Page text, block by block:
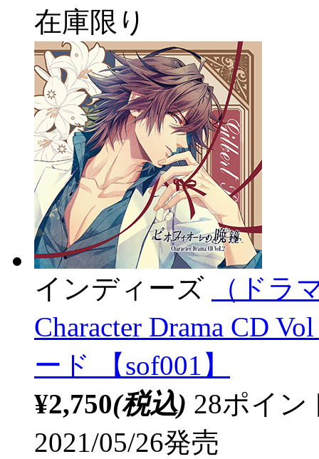
在庫限り
インディーズ
（ドラ
Character Drama CD
ード 【sof001】
¥2,750(税込) 28ポイ
2021/05/26発売